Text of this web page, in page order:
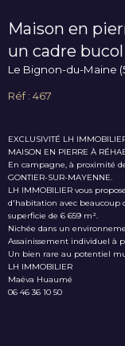
Maison en
un cadre
Le Bignon-du-Maine
Réf : 467
EXCLUSIVITÉ LH
MAISON EN PIERRE À
En campagne, à proximité
GONTIER-SUR-MAYENNE.
LH IMMOBILIER vous
d'habitation avec beaucoup
superficie de 6 659 m².
Nichée dans un
Assainissement individuel à
Un bien rare au potentiel
LH IMMOBILIER
Maëva Huaumé
06 46 36 10 50